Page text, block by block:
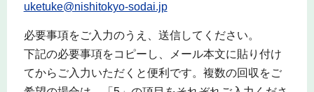
uketuke@nishitokyo-sodai.jp
必要事項をご入力のうえ、送信してください。
下記の必要事項をコピーし、メール本文に貼り付け
てからご入力いただくと便利です。複数の回収をご